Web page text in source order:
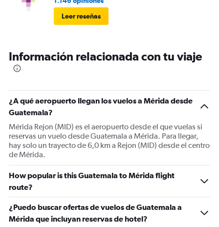
Leer reseñas
Información relacionada con tu viaje
¿A qué aeropuerto llegan los vuelos a Mérida desde
Guatemala?
Mérida Rejon (MID) es el aeropuerto desde el que vuelas si
reservas un vuelo desde Guatemala a Mérida. Para llegar,
hay solo un trayecto de 6,0 km a Rejon (MID) desde el centro
de Mérida.
How popular is this Guatemala to Mérida flight
route?
¿Puedo buscar ofertas de vuelos de Guatemala a
Mérida que incluyan reservas de hotel?